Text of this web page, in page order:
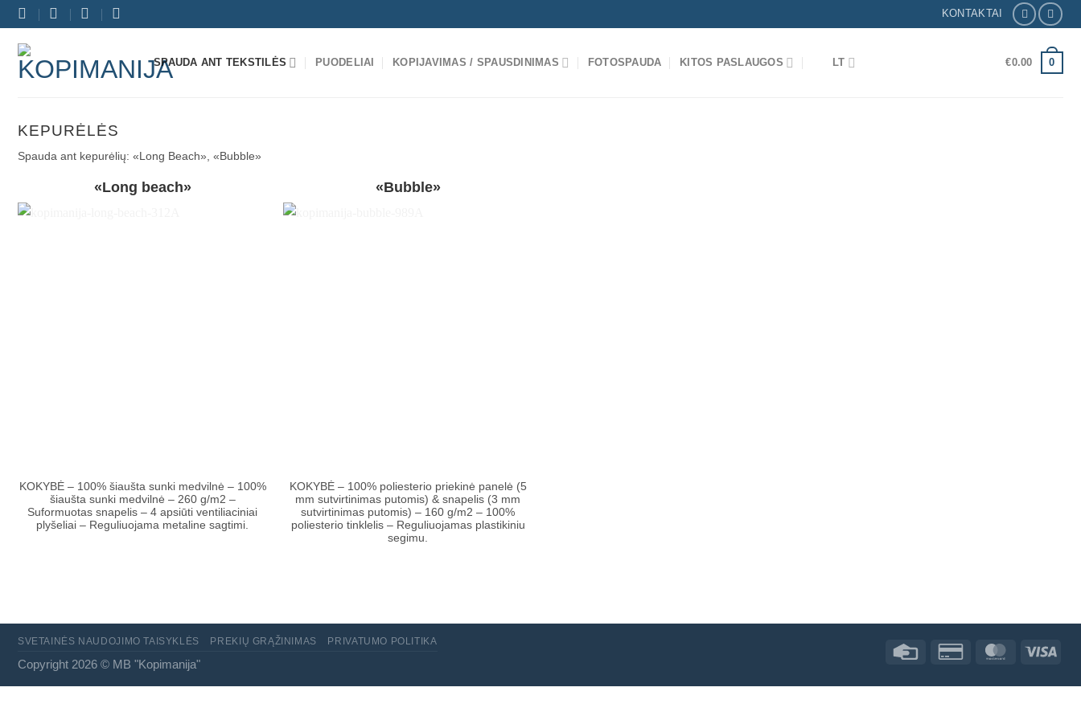
Skip
to
content
KONTAKTAI
SPAUDA ANT TEKSTILĖS PUODELIAI KOPIJAVIMAS / SPAUSDINIMAS FOTOSPAUDA KITOS PASLAUGOS LT €0.00 0
KEPURĖLĖS
Spauda ant kepurėlių: «Long Beach», «Bubble»
«Long beach»
KOKYBĖ – 100% šiaušta sunki medvilnė – 100%
šiaušta sunki medvilnė – 260 g/m2 –
Suformuotas snapelis – 4 apsiūti ventiliaciniai
plyšeliai – Reguliuojama metaline sagtimi.
«Bubble»
KOKYBĖ – 100% poliesterio priekinė panelė (5
mm sutvirtinimas putomis) & snapelis (3 mm
sutvirtinimas putomis) – 160 g/m2 – 100%
poliesterio tinklelis – Reguliuojamas plastikiniu
segimu.
SVETAINĖS NAUDOJIMO TAISYKLĖS PREKIŲ GRĄŽINIMAS PRIVATUMO POLITIKA
Copyright 2026 © MB "Kopimanija"